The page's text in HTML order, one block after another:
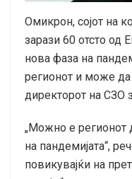
Омикрон, сојот на
зарази 60 отсто од
нова фаза на
регионот и може да
директорот на СЗО
„Можно е регионот
на пандемијата“,
повикувајќи на